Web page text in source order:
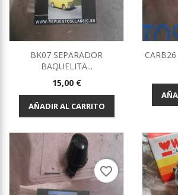
BK07 SEPARADOR
BAQUELITA...
Precio
15,00 €
AÑADIR AL CARRITO
favorite_border